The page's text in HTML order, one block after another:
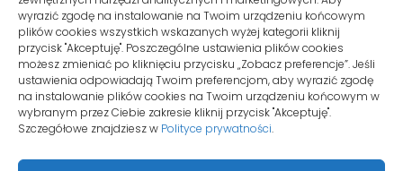
wyrazić zgodę na instalowanie na Twoim urządzeniu końcowym
plików cookies wszystkich wskazanych wyżej kategorii kliknij
przycisk "Akceptuję". Poszczególne ustawienia plików cookies
możesz zmieniać po kliknięciu przycisku „Zobacz preferencje”. Jeśli
ustawienia odpowiadają Twoim preferencjom, aby wyrazić zgodę
na instalowanie plików cookies na Twoim urządzeniu końcowym w
wybranym przez Ciebie zakresie kliknij przycisk "Akceptuję".
Szczegółowe znajdziesz w Polityce prywatności.
SIEDZIBA
ul. Konwaliowa 255C/2
62-069 Palędzie